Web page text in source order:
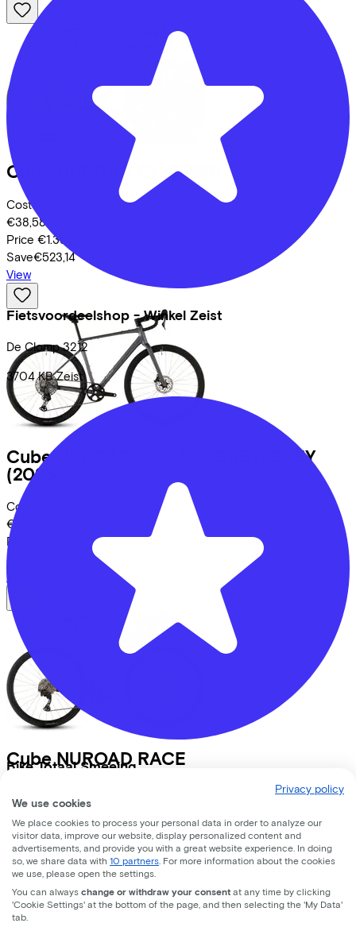
Fietsvoordeelshop - Winkel Zeist
De Clomp 3212
3704 KB Zeist
Bike Totaal Smeeing
Koningsweg 16
3762 EC Soest
Cube NUROAD EX (2025)
Costs per month from
€38,58
Price €1.399,00
Save€523,14
View
Cube
NUROAD SLX ASHGREY/GREY
(2026)
Costs per month from
€44,76
Price
€1.699,00
Save
View
Cube NUROAD RACE
CAPPUCCINO/BLACK
Costs per month from
€40,57
Price €1.499,00
Save€531,34
View
Lease a Bike
Privacy policy
We use cookies
We place cookies to process your personal data in order to analyze our
visitor data, improve our website, display personalized content and
advertisements, and provide you with a great website experience. In doing
so, we share data with 10 partners . For more information about the cookies
we use, please open the settings.
You can always change or withdraw your consent at any time by clicking
'Cookie Settings' at the bottom of the page, and then selecting the 'My Data'
tab.